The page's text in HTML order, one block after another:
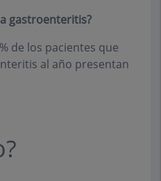
gastroenteritis?
de los pacientes que
al año presentan